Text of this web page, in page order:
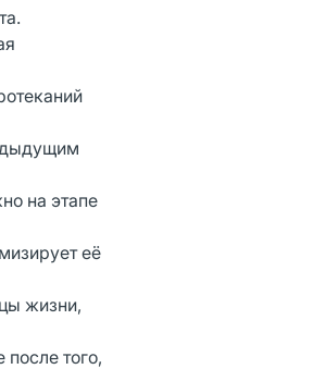
на этапе
её
жизни,
того,